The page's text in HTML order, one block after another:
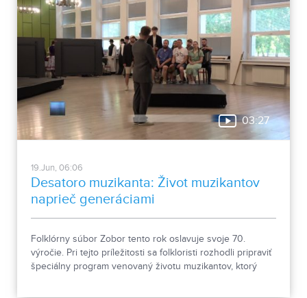
03:27
19.Jun, 06:06
Desatoro muzikanta: Život muzikantov
naprieč generáciami
Folklórny súbor Zobor tento rok oslavuje svoje 70.
výročie. Pri tejto príležitosti sa folkloristi rozhodli pripraviť
špeciálny program venovaný životu muzikantov, ktorý